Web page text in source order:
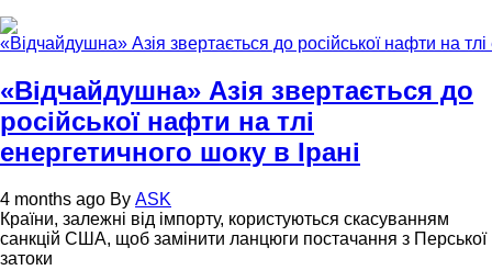
«Відчайдушна» Азія звертається до
російської нафти на тлі
енергетичного шоку в Ірані
4 months ago By ASK
Країни, залежні від імпорту, користуються скасуванням
санкцій США, щоб замінити ланцюги постачання з Перської
затоки